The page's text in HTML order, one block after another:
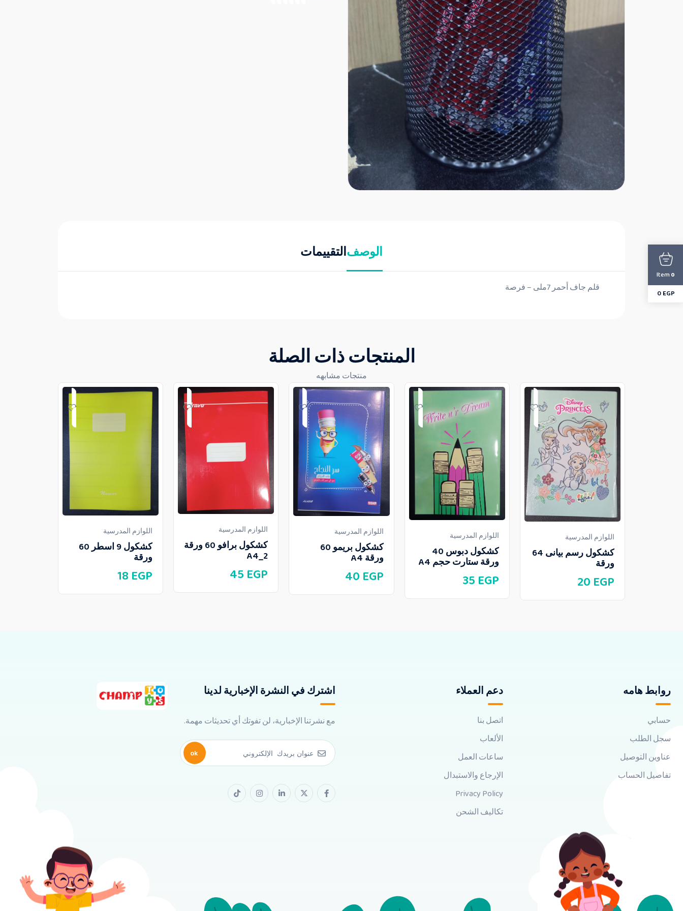
الوصفالتقييمات
قلم جاف أحمر 7ملى – فرصة
المنتجات ذات الصلة
منتجات مشابهه
اللوازم المدرسية
كشكول رسم بيانى 64
ورقة
20 EGP
اللوازم المدرسية
كشكول دبوس 40
ورقة ستارت حجم A4
35 EGP
اللوازم المدرسية
كشكول بريمو 60
ورقة A4
40 EGP
اللوازم المدرسية
كشكول برافو 60 ورقة
A4_2
45 EGP
اللوازم المدرسية
كشكول 9 اسطر 60
ورقة
18 EGP
روابط هامه
حسابي
سجل الطلب
عناوين التوصيل
تفاصيل الحساب
دعم العملاء
اتصل بنا
الألعاب
ساعات العمل
الإرجاع والاستبدال
Privacy Policy
تكاليف الشحن
اشترك في النشرة الإخبارية لدينا
مع نشرتنا الإخبارية، لن تفوتك أي تحديثات مهمة.
ok
0
Item
0EGP